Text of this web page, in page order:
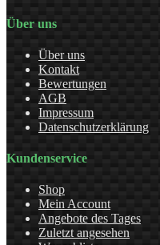
Über uns
Über uns
Kontakt
Bewertungen
AGB
Impressum
Datenschutzerklärung
Kundenservice
Shop
Mein Account
Angebote des Tages
Zuletzt angesehen